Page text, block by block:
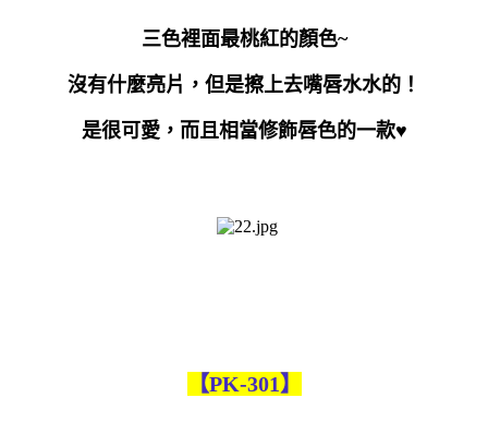
三色裡面最桃紅的顏色~
沒有什麼亮片，但是擦上去嘴唇水水的！
是很可愛，而且相當修飾唇色的一款♥
【PK-301】